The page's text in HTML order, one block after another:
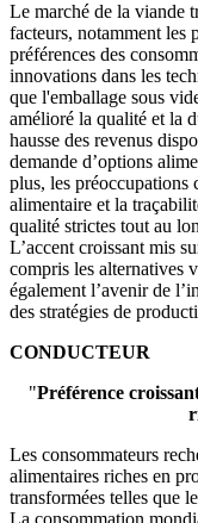
Le marché de la viande
facteurs, notamment les
préférences des
innovations dans les
que l'emballage sous
amélioré la qualité et la
hausse des revenus
demande d’options
plus, les préoccupations
alimentaire et la
qualité strictes tout au
L’accent croissant mis
compris les alternatives
également l’avenir de
des stratégies de
CONDUCTEUR
"Préférence
Les consommateurs
alimentaires riches en
transformées telles que